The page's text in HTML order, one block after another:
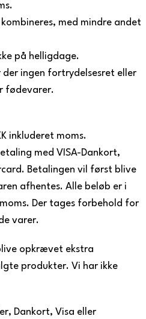
med mindre andet
på helligdage.
der ingen fortrydelsesret eller
fødevarer.
inkluderet moms.
med VISA-Dankort,
Betalingen vil først blive
afhentes. Alle beløb er i
moms. Der tages forbehold for
varer.
opkrævet ekstra
produkter. Vi har ikke
Dankort, Visa eller